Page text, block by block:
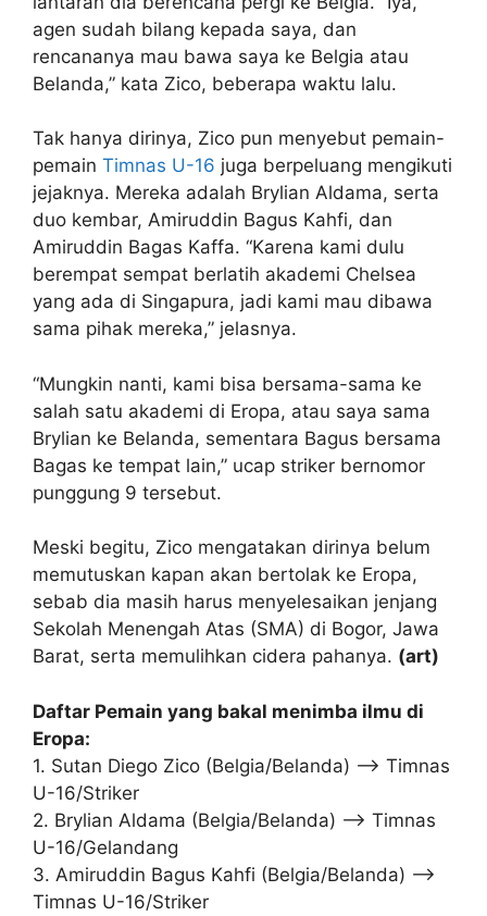
agen sudah bilang kepada saya, dan
rencananya mau bawa saya ke Belgia atau
Belanda,” kata Zico, beberapa waktu lalu.
Tak hanya dirinya, Zico pun menyebut pemain-
pemain Timnas U-16 juga berpeluang mengikuti
jejaknya. Mereka adalah Brylian Aldama, serta
duo kembar, Amiruddin Bagus Kahfi, dan
Amiruddin Bagas Kaffa. “Karena kami dulu
berempat sempat berlatih akademi Chelsea
yang ada di Singapura, jadi kami mau dibawa
sama pihak mereka,” jelasnya.
“Mungkin nanti, kami bisa bersama-sama ke
salah satu akademi di Eropa, atau saya sama
Brylian ke Belanda, sementara Bagus bersama
Bagas ke tempat lain,” ucap striker bernomor
punggung 9 tersebut.
Meski begitu, Zico mengatakan dirinya belum
memutuskan kapan akan bertolak ke Eropa,
sebab dia masih harus menyelesaikan jenjang
Sekolah Menengah Atas (SMA) di Bogor, Jawa
Barat, serta memulihkan cidera pahanya. (art)
Daftar Pemain yang bakal menimba ilmu di
Eropa:
1. Sutan Diego Zico (Belgia/Belanda) –> Timnas
U-16/Striker
2. Brylian Aldama (Belgia/Belanda) –> Timnas
U-16/Gelandang
3. Amiruddin Bagus Kahfi (Belgia/Belanda) –>
Timnas U-16/Striker